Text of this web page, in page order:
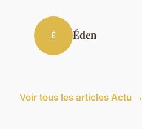
É Éden
Voir tous les articles Actu →